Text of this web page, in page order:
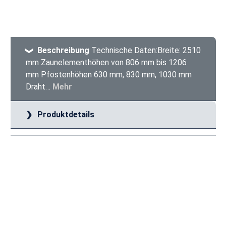
Beschreibung Technische Daten:Breite: 2510
mm Zaunelementhöhen von 806 mm bis 1206
mm Pfostenhöhen 630 mm, 830 mm, 1030 mm
Draht… Mehr
Produktdetails